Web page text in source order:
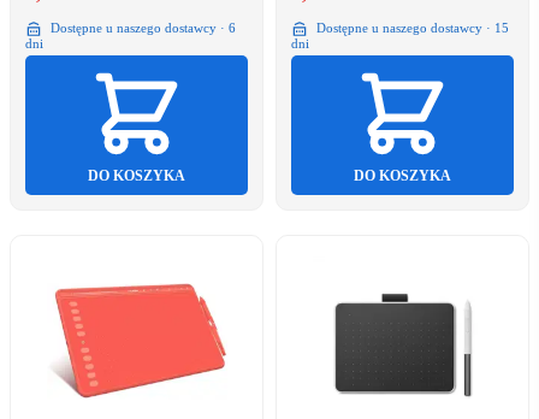
Dostępne u naszego dostawcy · 6
dni
DO KOSZYKA
Dostępne u naszego dostawcy · 15
dni
DO KOSZYKA